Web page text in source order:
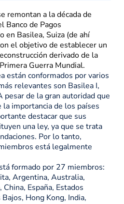
remontan a la década de
Banco de Pagos
en Basilea, Suiza (de ahí
el objetivo de establecer un
derivado de la
Guerra Mundial.
están conformados por varios
relevantes son Basilea I,
pesar de la gran autoridad que
importancia de los países
destacar que sus
una ley, ya que se trata
Por lo tanto,
está legalmente
formado por 27 miembros:
Argentina, Australia,
España, Estados
Hong Kong, India,